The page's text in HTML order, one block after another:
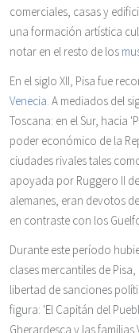
comerciales, casas y
una formación artística
notar en el resto de los
En el siglo XII, Pisa fue
Venecia. A mediados del
Toscana: en el Sur, hacia
poder económico de la
ciudades rivales tales
apoyada por Ruggero II
alemanes, eran devotos
en contraste con los
Durante este período
clases mercantiles de
libertad de sanciones
figura: 'El Capitán del
Gherardesca y las